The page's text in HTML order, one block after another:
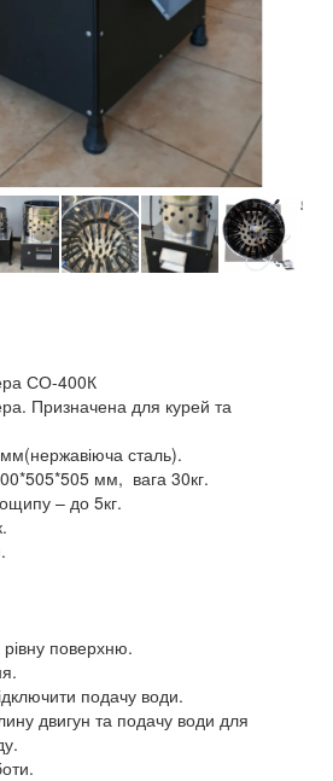
СО-400К
Призначена для курей та
сталь).
мм, вага 30кг.
ощипу – до 5кг.
поверхню.
подачу води.
двигун та подачу води для